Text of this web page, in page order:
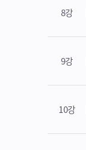
8강
9강
10강